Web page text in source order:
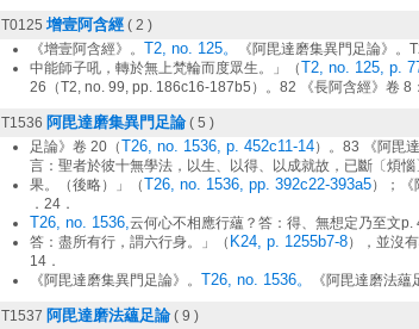
T0125 增壹阿含經( 2 )
《增壹阿含經》。 T2, no. 125。
《阿毘達磨集異門足論》。
中能師子吼，轉於無上梵輪而度眾生。」（T2, no. 125, p.
26（T2, no. 99, pp. 186c16-187b5）。82 《長阿含經》卷
T1536 阿毘達磨集異門足論( 5 )
足論》卷 20（T26, no. 1536, p. 452c11-14）。83 《阿毘
言：聖者於彼十無學法，以生、以得、以成就故，已斷〔煩
果。（後略）」（T26, no. 1536, pp. 392c22-393a5）；《
．24．
T26, no. 1536,云何心不相應行蘊？答：得、無想定乃至文p.
答：盡所有行，謂六行身。」（ K24, p. 1255b7-8），並沒
14．
《阿毘達磨集異門足論》。 T26, no. 1536。 《阿毘達磨法蘊
T1537 阿毘達磨法蘊足論( 9 )